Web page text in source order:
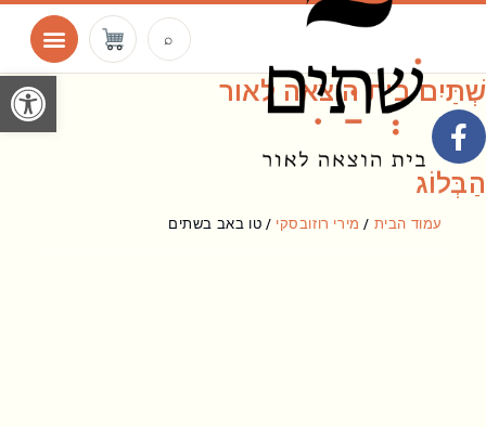
פתח
⌕
שְׁתַּיִם בית הוצאה לאור
F
a
c
e
הַבְּלוֹג
עמוד הבית / מירי רוזובסקי / טו באב בשתים